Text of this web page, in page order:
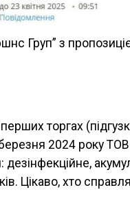
Груп” з
торгах
2024 року
Цікаво, хто